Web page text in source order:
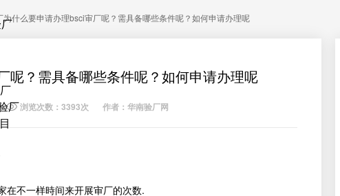
厂
为什么要申请办理bsci审厂呢？需具备哪些条件呢？如何申请办理呢
呢？需具备哪些条件呢？如何申请办理呢
浏览次数：3393次 作者：华南验厂网
不一样時间来开展审厂的次数.